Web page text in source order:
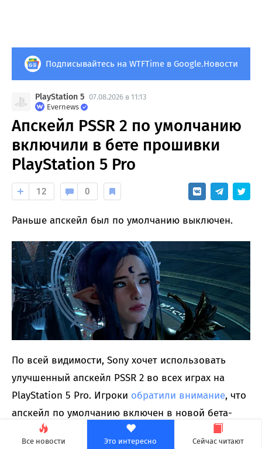
Все новости Это интересно Сейчас читают
Подписывайтесь на WTFTime в Google.Новости
PlayStation 5 07.08.2026 в 11:13
Evernews
Апскейл PSSR 2 по умолчанию
включили в бете прошивки
PlayStation 5 Pro
12 0
Раньше апскейл был по умолчанию выключен.
По всей видимости, Sony хочет использовать
улучшенный апскейл PSSR 2 во всех играх на
PlayStation 5 Pro. Игроки обратили внимание, что
апскейл по умолчанию включен в новой бета-
версии прошивки консоли.